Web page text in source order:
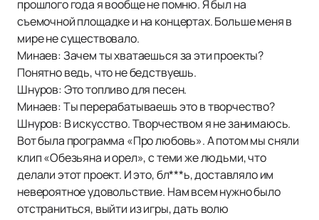
прошлого года я вообще не помню. Я был на
съемочной площадке и на концертах. Больше меня в
мире не существовало.
Минаев: Зачем ты хватаешься за эти проекты?
Понятно ведь, что не бедствуешь.
Шнуров: Это топливо для песен.
Минаев: Ты перерабатываешь это в творчество?
Шнуров: В искусство. Творчеством я не занимаюсь.
Вот была программа «Про любовь». А потом мы сняли
клип «Обезьяна и орел», с теми же людьми, что
делали этот проект. И это, бл***ь, доставляло им
невероятное удовольствие. Нам всем нужно было
отстраниться, выйти из игры, дать волю